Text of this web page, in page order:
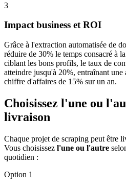
3
Impact business et ROI
Grâce à l'extraction automatisée de
réduire de 30% le temps consacré à
ciblant les bons profils, le taux de
atteindre jusqu'à 20%, entraînant
chiffre d'affaires de 15% sur un an.
Choisissez l'une ou
livraison
Chaque projet de scraping peut être
Vous choisissez l'une ou l'autre
quotidien :
Option 1